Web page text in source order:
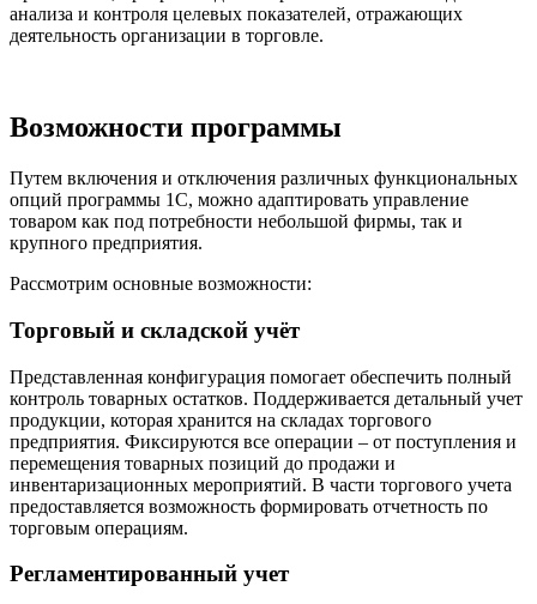
анализа и контроля целевых показателей, отражающих
деятельность организации в торговле.
Возможности программы
Путем включения и отключения различных функциональных
опций программы 1С, можно адаптировать управление
товаром как под потребности небольшой фирмы, так и
крупного предприятия.
Рассмотрим основные возможности:
Торговый и складской учёт
Представленная конфигурация помогает обеспечить полный
контроль товарных остатков. Поддерживается детальный учет
продукции, которая хранится на складах торгового
предприятия. Фиксируются все операции – от поступления и
перемещения товарных позиций до продажи и
инвентаризационных мероприятий. В части торгового учета
предоставляется возможность формировать отчетность по
торговым операциям.
Регламентированный учет